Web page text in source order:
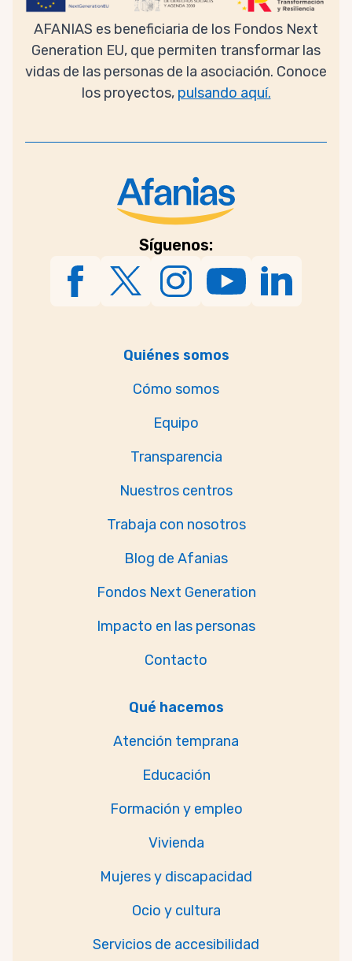
AFANIAS es beneficiaria de los Fondos Next
Generation EU, que permiten transformar las
vidas de las personas de la asociación. Conoce
los proyectos, pulsando aquí.
Síguenos:
Quiénes somos
Cómo somos
Equipo
Transparencia
Nuestros centros
Trabaja con nosotros
Blog de Afanias
Fondos Next Generation
Impacto en las personas
Contacto
Qué hacemos
Atención temprana
Educación
Formación y empleo
Vivienda
Mujeres y discapacidad
Ocio y cultura
Servicios de accesibilidad